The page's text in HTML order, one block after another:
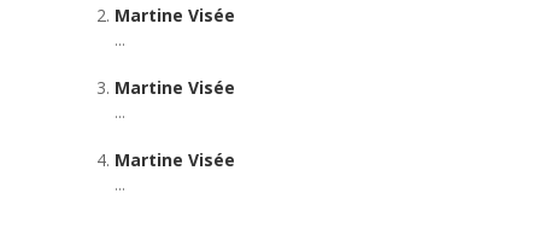
Martine Visée
...
Martine Visée
...
Martine Visée
...